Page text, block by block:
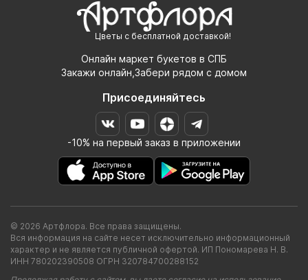
Цветы с бесплатной доставкой!
Онлайн маркет букетов в СПБ
Закажи онлайн,Забери рядом с домом
Присоединяйтесь
-10% на первый заказ в приложении
© 2026 Артфлора. Все права защищены.
Вся информация на сайте несет исключительно информационный
характер и не является публичной офертой. ИП Пономарева Н. В.
ИНН 780202390508 ОГРН 320784700288152